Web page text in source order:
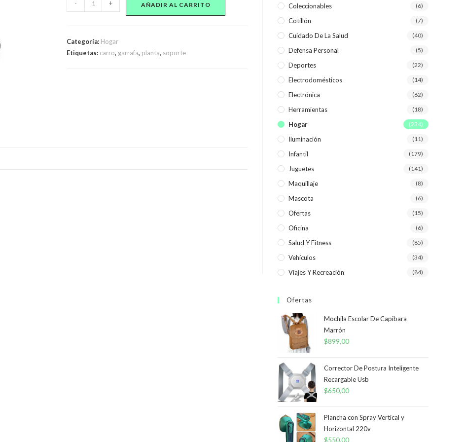
con
Garrafa
- + AÑADIR AL CARRITO
Categoría: Hogar
Etiquetas: carro, garrafa, planta, soporte
Coleccionables (6)
Cotillón (7)
Cuidado De La Salud (40)
Defensa Personal (5)
Deportes (22)
Electrodomésticos (14)
Electrónica (62)
Herramientas (18)
Hogar (234)
Iluminación (11)
Infantil (179)
Juguetes (141)
Maquillaje (8)
Mascota (6)
Ofertas (15)
Oficina (6)
Salud Y Fitness (85)
Vehículos (34)
Viajes Y Recreación (84)
Ofertas
Mochila Escolar De Capibara
Marrón
$899,00
Corrector De Postura Inteligente
Recargable Usb
$650,00
Plancha con Spray Vertical y
Horizontal 220v
$550,00